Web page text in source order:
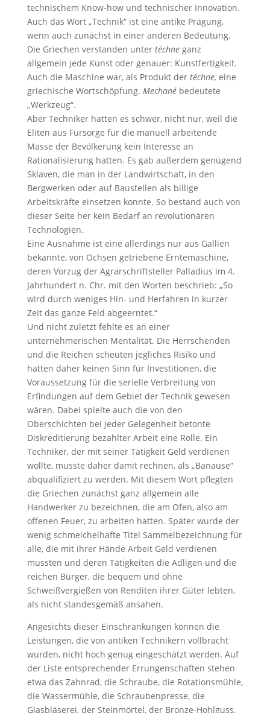
technischem Know-how und technischer Innovation.
Auch das Wort „Technik“ ist eine antike Prägung,
wenn auch zunächst in einer anderen Bedeutung.
Die Griechen verstanden unter téchne ganz
allgemein jede Kunst oder genauer: Kunstfertigkeit.
Auch die Maschine war, als Produkt der téchne, eine
griechische Wortschöpfung. Mechané bedeutete
„Werkzeug“.
Aber Techniker hatten es schwer, nicht nur, weil die
Eliten aus Fürsorge für die manuell arbeitende
Masse der Bevölkerung kein Interesse an
Rationalisierung hatten. Es gab außerdem genügend
Sklaven, die man in der Landwirtschaft, in den
Bergwerken oder auf Baustellen als billige
Arbeitskräfte einsetzen konnte. So bestand auch von
dieser Seite her kein Bedarf an revolutionären
Technologien.
Eine Ausnahme ist eine allerdings nur aus Gallien
bekannte, von Ochsen getriebene Erntemaschine,
deren Vorzug der Agrarschriftsteller Palladius im 4.
Jahrhundert n. Chr. mit den Worten beschrieb: „So
wird durch weniges Hin- und Herfahren in kurzer
Zeit das ganze Feld abgeerntet.“
Und nicht zuletzt fehlte es an einer
unternehmerischen Mentalität. Die Herrschenden
und die Reichen scheuten jegliches Risiko und
hatten daher keinen Sinn für Investitionen, die
Voraussetzung für die serielle Verbreitung von
Erfindungen auf dem Gebiet der Technik gewesen
wären. Dabei spielte auch die von den
Oberschichten bei jeder Gelegenheit betonte
Diskreditierung bezahlter Arbeit eine Rolle. Ein
Techniker, der mit seiner Tätigkeit Geld verdienen
wollte, musste daher damit rechnen, als „Banause“
abqualifiziert zu werden. Mit diesem Wort pflegten
die Griechen zunächst ganz allgemein alle
Handwerker zu bezeichnen, die am Ofen, also am
offenen Feuer, zu arbeiten hatten. Später wurde der
wenig schmeichelhafte Titel Sammelbezeichnung für
alle, die mit ihrer Hände Arbeit Geld verdienen
mussten und deren Tätigkeiten die Adligen und die
reichen Bürger, die bequem und ohne
Schweißvergießen von Renditen ihrer Güter lebten,
als nicht standesgemäß ansahen.
Angesichts dieser Einschränkungen können die
Leistungen, die von antiken Technikern vollbracht
wurden, nicht hoch genug eingeschätzt werden. Auf
der Liste entsprechender Errungenschaften stehen
etwa das Zahnrad, die Schraube, die Rotationsmühle,
die Wassermühle, die Schraubenpresse, die
Glasbläserei, der Steinmörtel, der Bronze-Hohlguss,